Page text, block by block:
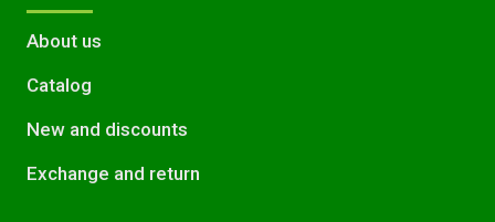
About us
Catalog
New and discounts
Exchange and return